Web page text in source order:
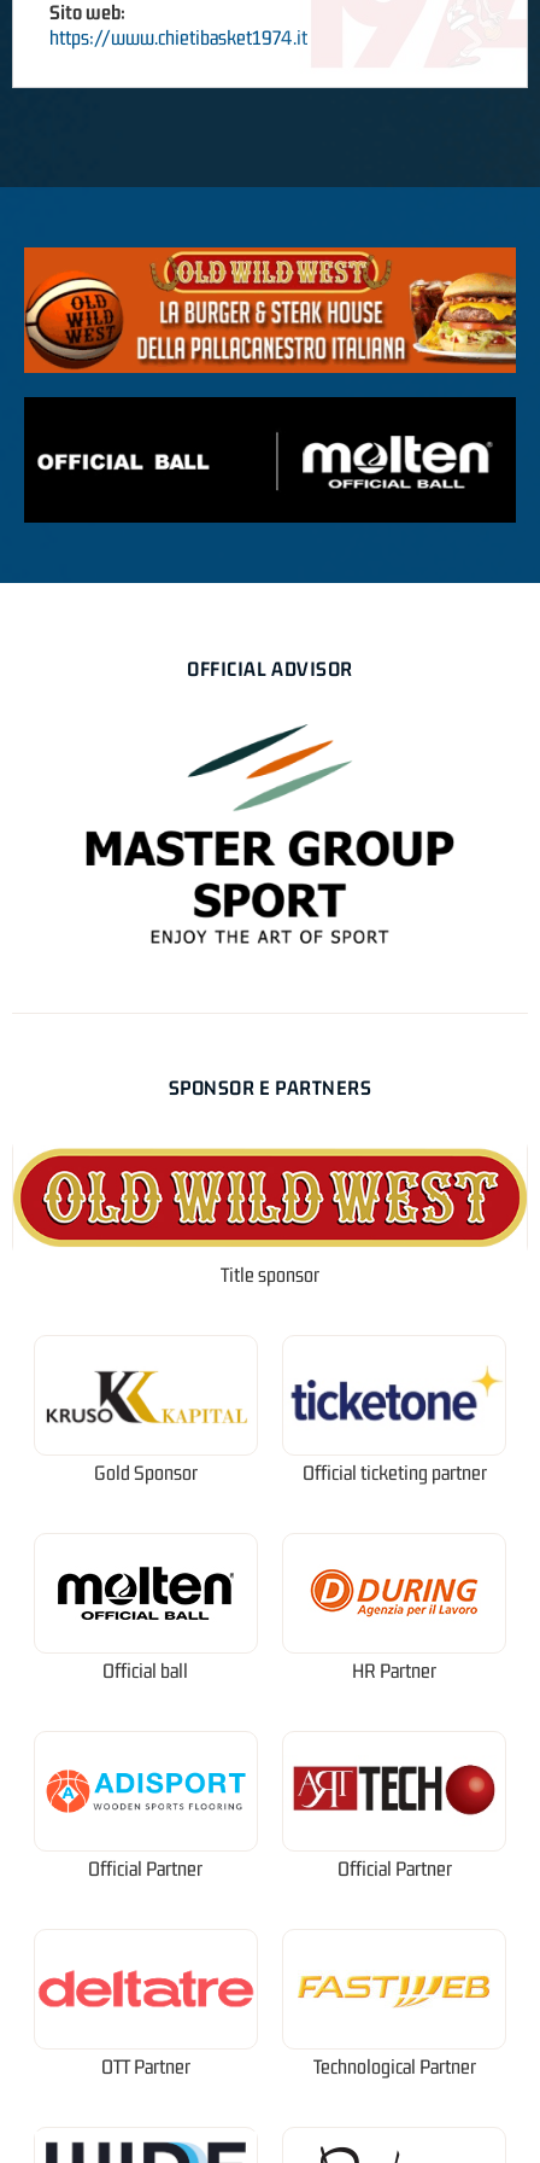
Sito web:
https://www.chietibasket1974.it
OFFICIAL ADVISOR
SPONSOR E PARTNERS
Title sponsor
Gold Sponsor Official ticketing partner
Official ball HR Partner
Official Partner Official Partner
OTT Partner Technological Partner